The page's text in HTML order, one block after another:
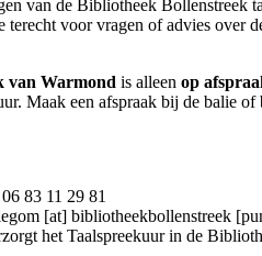
van de Bibliotheek Bollenstreek
voor vragen of advies over
van Warmond is alleen op
Maak een afspraak bij de balie
83 11 29 81
[at] bibliotheekbollenstreek
het Taalspreekuur in de